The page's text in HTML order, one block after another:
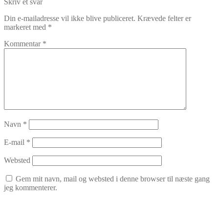
Din e-mailadresse vil ikke blive publiceret. Krævede felter er
markeret med *
Kommentar *
Navn *
E-mail *
Websted
Gem mit navn, mail og websted i denne browser til næste gang
jeg kommenterer.